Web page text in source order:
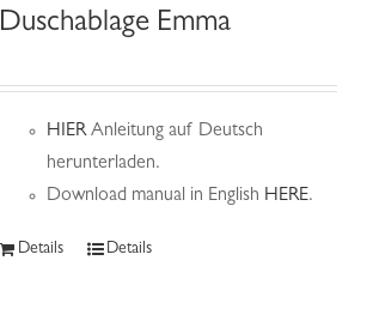
Duschablage Emma
HIERAnleitung auf Deutsch
herunterladen.
Download manual in English HERE.
Details Details